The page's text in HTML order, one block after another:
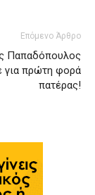
Επόμενο Άρθρο
Παπαδόπουλος
για πρώτη φορά
πατέρας!